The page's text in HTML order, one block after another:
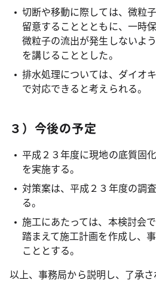
切断や移動に際しては、微粒
留意することとともに、一時
微粒子の流出が発生しないよ
を講じることとした。
排水処理については、ダイオ
で対応できると考えられる。
３）今後の予定
平成２３年度に現地の底質固
を実施する。
対策案は、平成２３年度の調
る。
施工にあたっては、本検討会
踏まえて施工計画を作成し、
こととする。
以上、事務局から説明し、了承さ